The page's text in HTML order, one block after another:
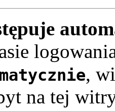
,
na tej